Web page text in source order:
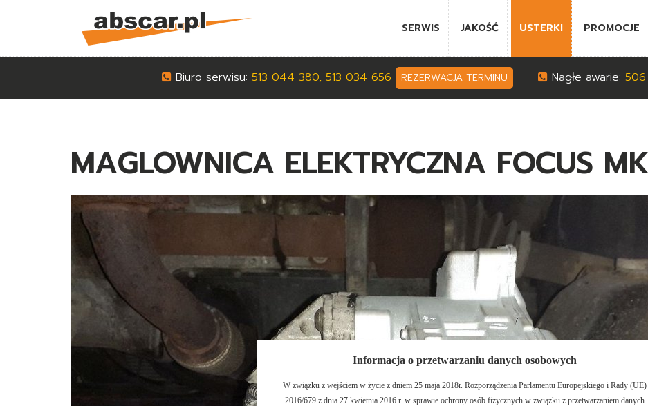
Informacja o przetwarzaniu danych osobowych
W związku z wejściem w życie z dniem 25 maja 2018r. Rozporządzenia Parlamentu Europejskiego i Rady (UE)
2016/679 z dnia 27 kwietnia 2016 r. w sprawie ochrony osób fizycznych w związku z przetwarzaniem danych
SERWIS JAKOŚĆ USTERKI PROMOCJE
Biuro serwisu: 513 044 380, 513 034 656 REZERWACJA TERMINU Nagłe awarie:
MAGLOWNICA ELEKTRYCZNA FOCUS